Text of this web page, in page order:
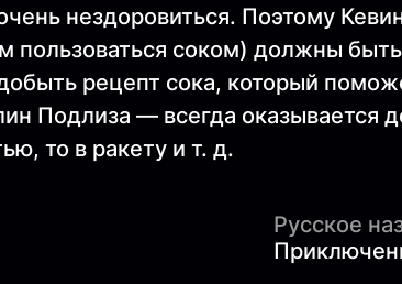
нездоровиться. Поэтому
соком) должны
рецепт сока, который
Подлиза — всегда оказывается
то в ракету и т. д.
Русское